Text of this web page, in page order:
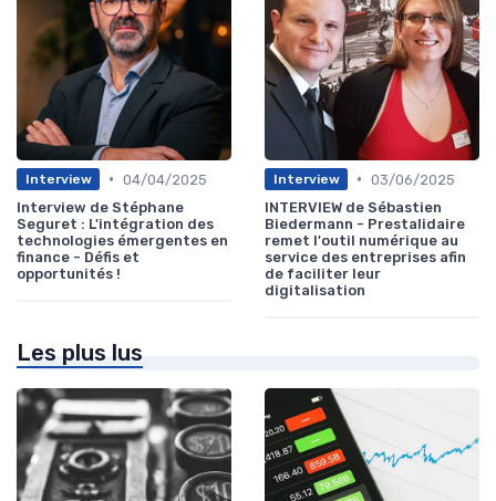
Interview • 04/04/2025
Interview de Stéphane
Seguret : L'intégration des
technologies émergentes en
finance - Défis et
opportunités !
Interview • 03/06/2025
INTERVIEW de Sébastien
Biedermann - Prestalidaire
remet l'outil numérique au
service des entreprises afin
de faciliter leur
digitalisation
Les plus lus